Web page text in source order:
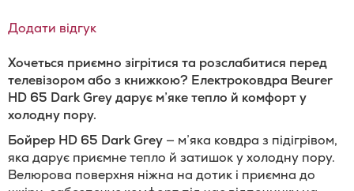
Додати відгук
Хочеться приємно зігрітися та розслабитися перед
телевізором або з книжкою? Електроковдра Beurer
HD 65 Dark Grey дарує м’яке тепло й комфорт у
холодну пору.
Бойрер HD 65 Dark Grey — м’яка ковдра з підігрівом,
яка дарує приємне тепло й затишок у холодну пору.
Велюрова поверхня ніжна на дотик і приємна до